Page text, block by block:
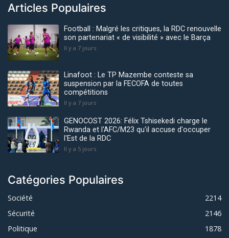
Articles Populaires
Football : Malgré les critiques, la RDC renouvelle
son partenariat « de visibilité » avec le Barça
Il y a 7 jours
Linafoot : Le TP Mazembe conteste sa
suspension par la FECOFA de toutes
compétitions
Il y a 7 jours
GENOCOST 2026: Félix Tshisekedi charge le
Rwanda et l'AFC/M23 qu'il accuse d'occuper
l'Est de la RDC
Il y a 5 jours
Catégories Populaires
Société
2214
Sécurité
2146
Politique
1878